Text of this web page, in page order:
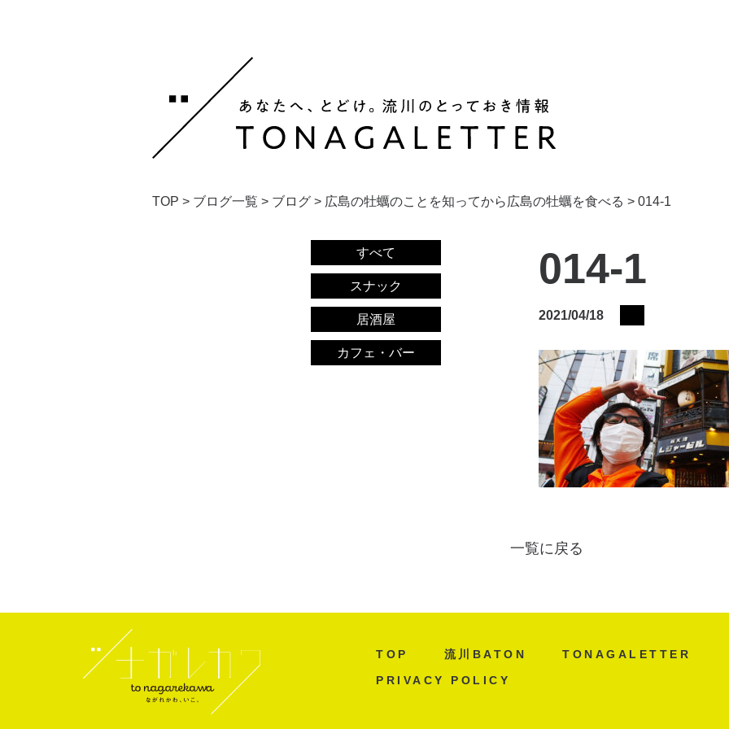
TOP > ブログ一覧 > ブログ > 広島の牡蠣のことを知ってから広島の牡蠣を食べる > 014-1
すべて
スナック
居酒屋
カフェ・バー
014-1
2021/04/18
一覧に戻る
TOP 流川BATON
TONAGALETTER
PRIVACY POLICY